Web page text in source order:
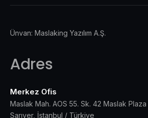
Ünvan: Maslaking Yazılım A.Ş.
Adres
Merkez Ofis
Maslak Mah. AOS 55. Sk. 42 Maslak
Sarıyer, İstanbul / Türkiye